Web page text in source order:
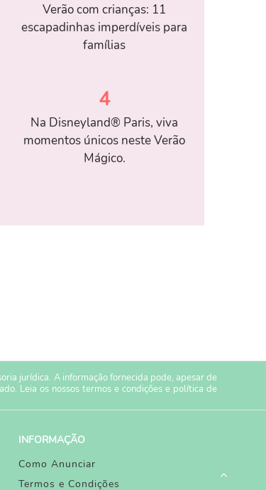
Verão com crianças: 11
escapadinhas imperdíveis para
famílias
4
Na Disneyland® Paris, viva
momentos únicos neste Verão
Mágico.
jurídica. A informação fornecida pode, apesar de
Leia os nossos termos e condiçõese política de
INFORMAÇÃO
Como Anunciar
Termos e Condições